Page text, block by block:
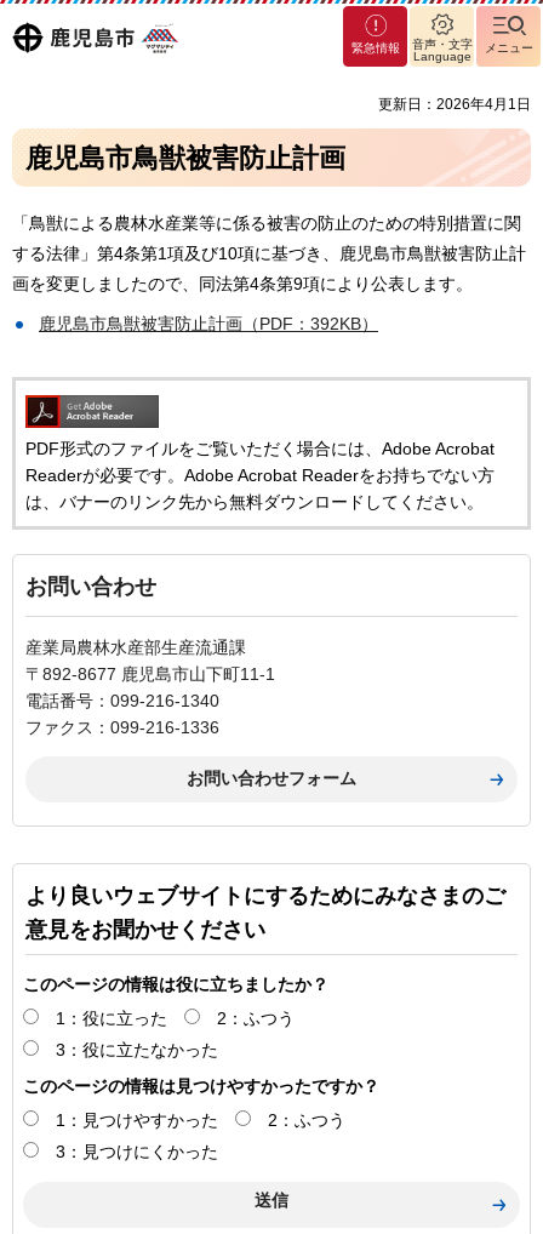
鹿児島
マグ
マシ
島市
緊急情報
音声・文字
Language
メニュー
更新日：2026年4月1日
鹿児島市鳥獣被害防止計画
「鳥獣による農林水産業等に係る被害の防止のための特別措置に関
する法律」第4条第1項及び10項に基づき、鹿児島市鳥獣被害防止計
画を変更しましたので、同法第4条第9項により公表します。
鹿児島市鳥獣被害防止計画（PDF：392KB）
PDF形式のファイルをご覧いただく場合には、Adobe Acrobat
Readerが必要です。Adobe Acrobat Readerをお持ちでない方
は、バナーのリンク先から無料ダウンロードしてください。
お問い合わせ
産業局農林水産部生産流通課
〒892-8677 鹿児島市山下町11-1
電話番号：099-216-1340
ファクス：099-216-1336
より良いウェブサイトにするためにみなさまのご
意見をお聞かせください
このページの情報は役に立ちましたか？
1：役に立った
2：ふつう
3：役に立たなかった
このページの情報は見つけやすかったですか？
1：見つけやすかった
2：ふつう
3：見つけにくかった